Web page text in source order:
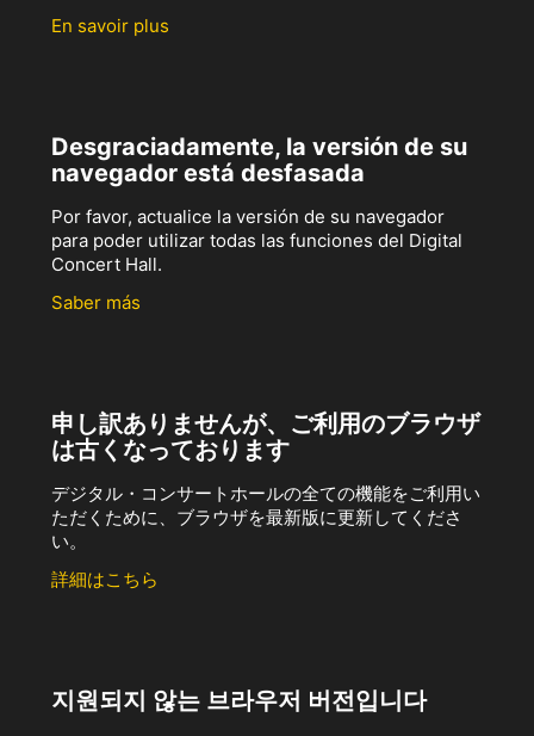
En savoir plus
Desgraciadamente, la versión de su
navegador está desfasada
Por favor, actualice la versión de su navegador
para poder utilizar todas las funciones del Digital
Concert Hall.
Saber más
申し訳ありませんが、ご利用のブラウザ
は古くなっております
デジタル・コンサートホールの全ての機能をご利用い
ただくために、ブラウザを最新版に更新してくださ
い。
詳細はこちら
지원되지 않는 브라우저 버전입니다